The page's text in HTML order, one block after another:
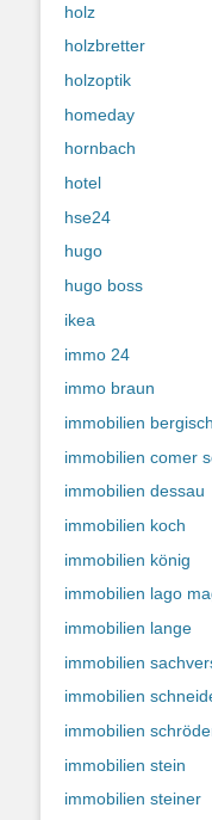
holz
holzbretter
holzoptik
homeday
hornbach
hotel
hse24
hugo
hugo boss
ikea
immo 24
immo braun
immobilien
immobilien comer
immobilien dessau
immobilien koch
immobilien könig
immobilien lago
immobilien lange
immobilien
immobilien
immobilien
immobilien stein
immobilien steiner